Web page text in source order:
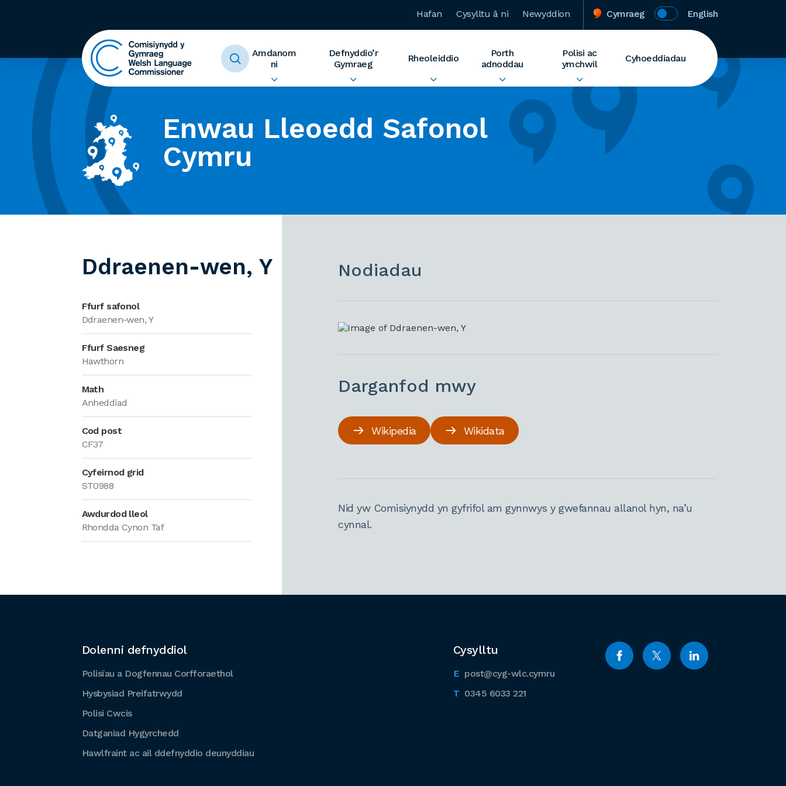
Hafan Cysylltu â ni Newyddion Cymraeg English
Amdanom
ni
Defnyddio’r
Gymraeg
Rheoleiddio
Porth
adnoddau
Polisi ac
ymchwil
Cyhoeddiadau
Enwau Lleoedd Safonol
Cymru
Ddraenen-wen, Y
Ffurf safonol
Ddraenen-wen, Y
Ffurf Saesneg
Hawthorn
Math
Anheddiad
Cod post
CF37
Cyfeirnod grid
ST0988
Awdurdod lleol
Rhondda Cynon Taf
Nodiadau
Darganfod mwy
Wikipedia Wikidata
Nid yw Comisiynydd yn gyfrifol am gynnwys y gwefannau allanol hyn, na’u
cynnal.
Cysylltu
post@cyg-wlc.cymru
0345 6033 221
Dolenni defnyddiol
Polisïau a Dogfennau Corfforaethol
Hysbysiad Preifatrwydd
Polisi Cwcis
Datganiad Hygyrchedd
Hawlfraint ac ail ddefnyddio deunyddiau